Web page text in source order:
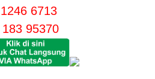
6713
95370